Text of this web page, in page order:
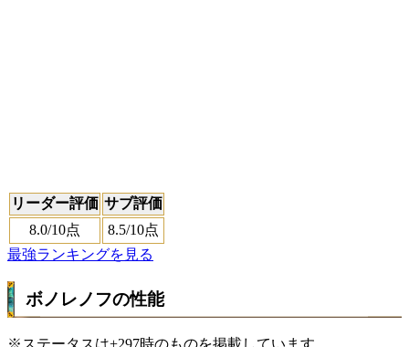
リーダー評価 サブ評価
8.0/10点 8.5/10点
最強ランキングを見る
ボノレノフの性能
※ステータスは+297時のものを掲載しています